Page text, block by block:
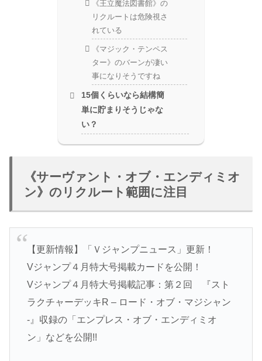
《王立魔法図書館》の
リクルートは危険視さ
れている
《マジック・テンペス
ター》のバーンが凄い
事になりそうですね
15個くらいなら結構簡
単に貯まりそうじゃな
い？
《サーヴァント・オブ・エンディミオ
ン》のリクルート範囲に注目
【更新情報】「Ｖジャンプニュース」更新！
Vジャンプ４月特大号掲載カードを公開！
Vジャンプ４月特大号掲載記事：第２回 『スト
ラクチャーデッキR – ロード・オブ・マジシャン
-』収録の「エンプレス・オブ・エンディミオ
ン」などを公開!!